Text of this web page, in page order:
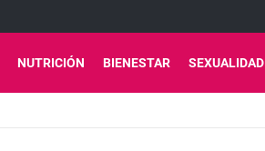
NUTRICIÓN BIENESTAR SEXUALIDAD